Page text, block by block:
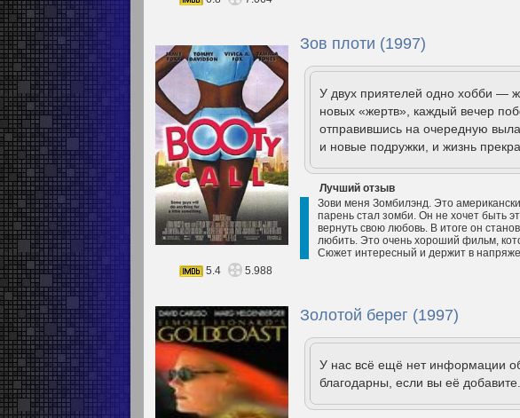
Зов плоти (1997)
У двух приятелей одно хобби —
новых «жертв», каждый вечер
отправившись на очередную
и новые подружки, и жизнь
Лучший отзыв
Зови меня Зомбилэнд. Это
парень стал зомби. Он не хочет быть
вернуть свою любовь. В итоге он
любить. Это очень хороший фильм,
Сюжет интересный и держит в
5.4
5.988
Золотой берег (1997)
У нас всё ещё нет информации
благодарны, если вы её добавите.